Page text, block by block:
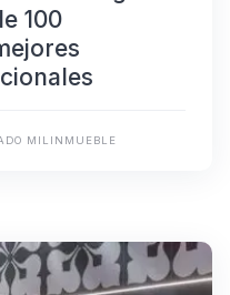
100
MILINMUEBLE